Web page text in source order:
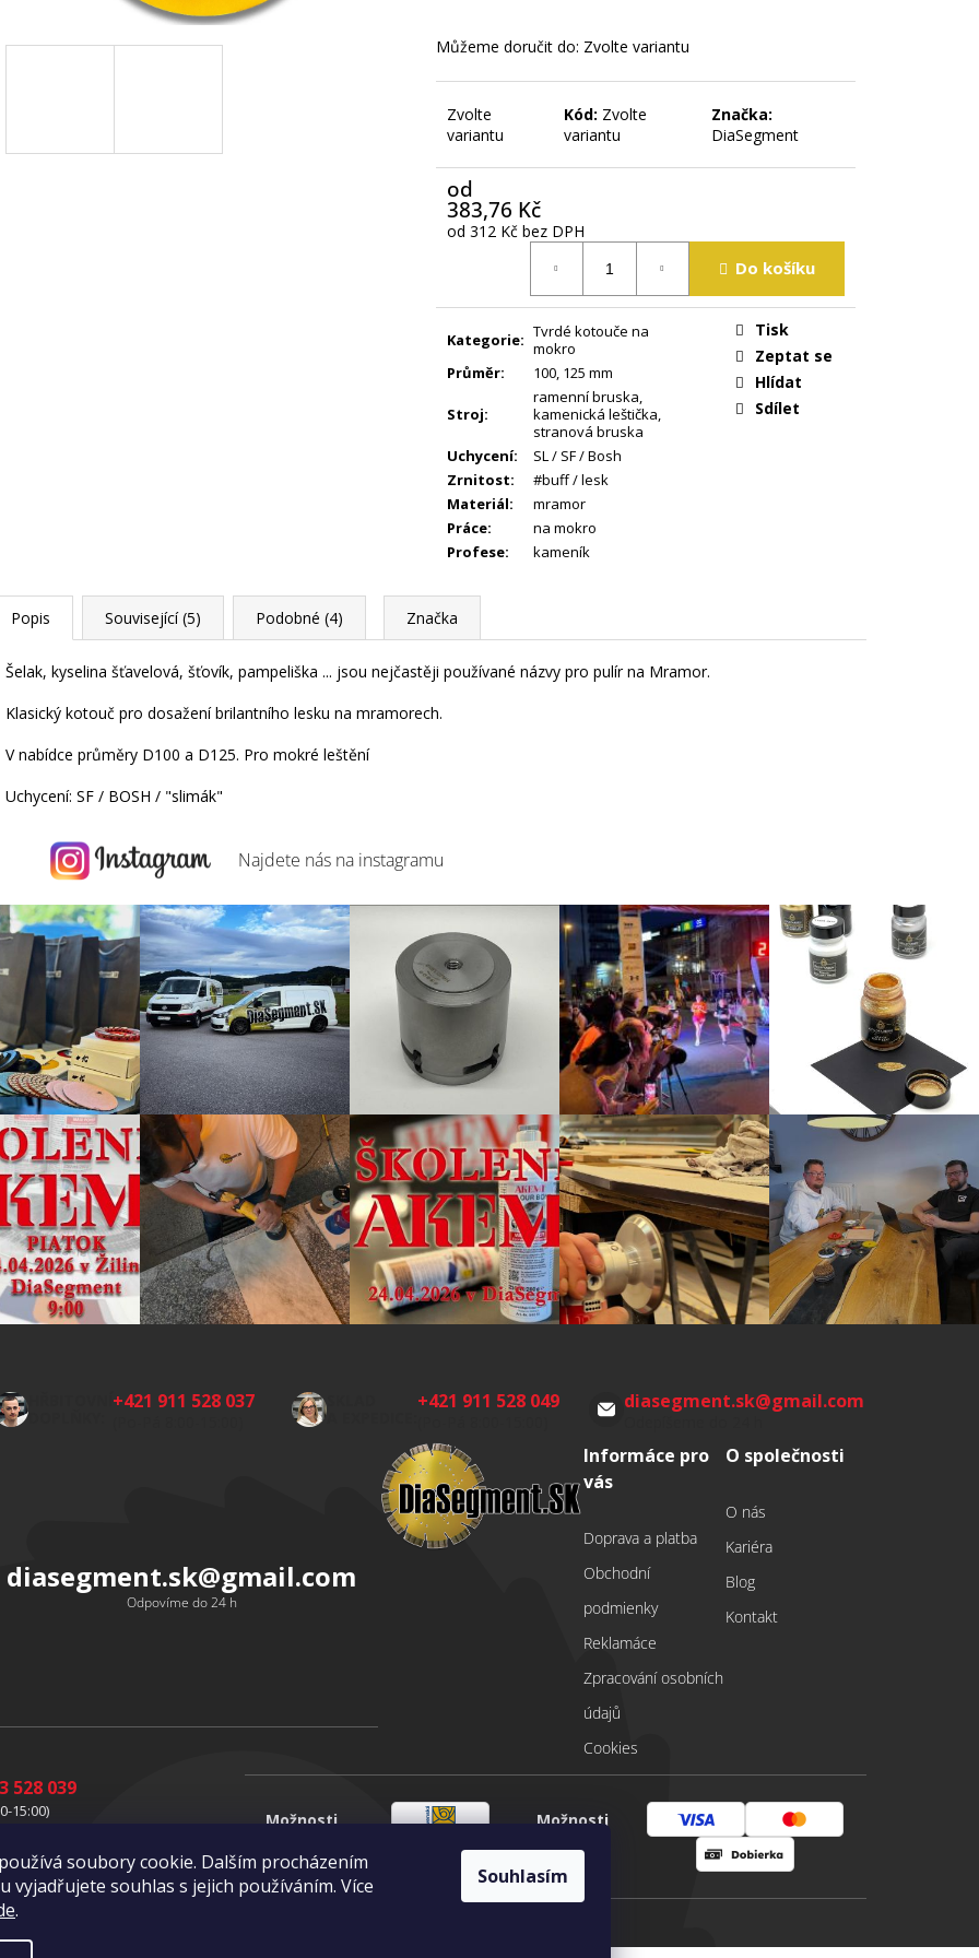
soubory cookie. Dalším procházením
vyjadřujete souhlas s jejich používáním. Více
.
Souhlasím
Můžeme doručit do: Zvolte variantu
Zvolte
variantu
Kód: Zvolte
variantu
Značka:
DiaSegment
od
383,76 Kč
od 312 Kč bez DPH
Do košíku
Kategorie: Tvrdé kotouče na
mokro
Průměr: 100 125 mm
Stroj:
ramenní bruska
kamenická leštička
stranová bruska
Uchycení:
SL / SF / Bosh
Zrnitost:
#buff / lesk
Materiál:
mramor
Práce:
na mokro
Profese: kameník
Tisk
Zeptat se
Hlídat
Sdílet
Popis Související (5) Podobné (4) Značka
Šelak, kyselina šťavelová, šťovík, pampeliška ... jsou nejčastěji používané názvy pro pulír na Mramor.
Klasický kotouč pro dosažení brilantního lesku na mramorech.
V nabídce průměry D100 a D125. Pro mokré leštění
Uchycení: SF / BOSH / "slimák"
Najdete nás na instagramu
+421 911 528 037
SKLAD
A EXPEDICE:
+421 911 528 049 diasegment.sk@gmail.com
diasegment.sk@gmail.com
Odpovíme do 24 h
Informáce pro
vás
Doprava a platba
Obchodní
podmienky
Reklamáce
Zpracování osobních
údajů
Cookies
O společnosti
O nás
Kariéra
Blog
Kontakt
528 039
15:00)
15:00)
528 049
15:00)
Možnosti
dopravy
Možnosti
platby
Mastercard